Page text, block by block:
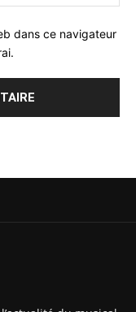
dans ce navigateur